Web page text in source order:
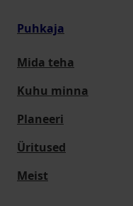
Puhkaja
Mida teha
Kuhu minna
Planeeri
Üritused
Meist